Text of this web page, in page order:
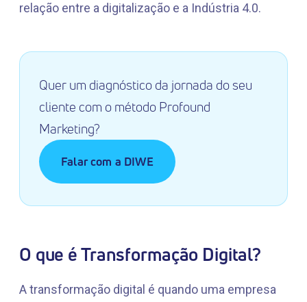
relação entre a digitalização e a Indústria 4.0.
Quer um diagnóstico da jornada do seu
cliente com o método Profound
Marketing?
Falar com a DIWE
O que é Transformação Digital?
A transformação digital é quando uma empresa